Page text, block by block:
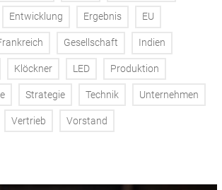
Entwicklung Ergebnis EU
Gesellschaft Indien
Klöckner LED Produktion
Strategie Technik Unternehmen
Vertrieb Vorstand